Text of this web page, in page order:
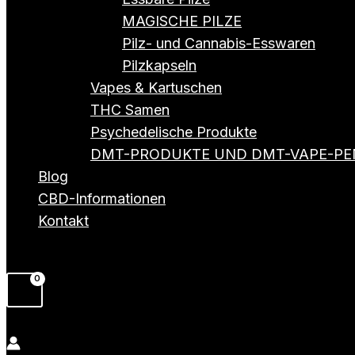
MAGISCHE PILZE
Pilz- und Cannabis-Esswaren
Pilzkapseln
Vapes & Kartuschen
THC Samen
Psychedelische Produkte
DMT-PRODUKTE UND DMT-VAPE-
Blog
CBD-Informationen
Kontakt